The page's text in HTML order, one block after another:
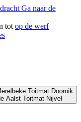
Ga naar de
tot op de werf
Toitmat Doornik
Aalst Toitmat Nijvel